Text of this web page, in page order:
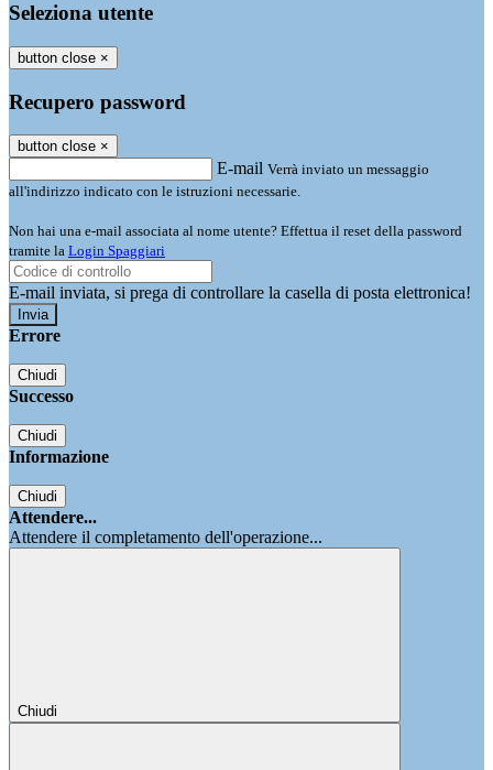
Seleziona utente
button close ×
Recupero password
button close ×
E-mail Verrà inviato un messaggio
all'indirizzo indicato con le istruzioni necessarie.
Non hai una e-mail associata al nome utente? Effettua il reset della password
tramite la Login Spaggiari
E-mail inviata, si prega di controllare la casella di posta elettronica!
Errore
Chiudi
Successo
Chiudi
Informazione
Chiudi
Attendere...
Attendere il completamento dell'operazione...
Chiudi